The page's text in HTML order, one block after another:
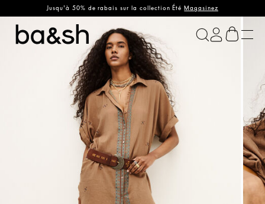
Jusqu'à 50% de rabais sur la collection Été Magasinez
ba&sh